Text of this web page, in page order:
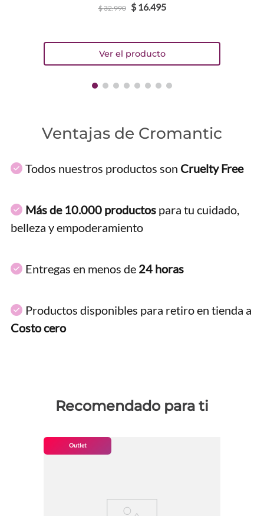
$32.990 $ 16.495
Ventajas de Cromantic
Todos nuestros productos son Cruelty Free
Más de 10.000 productos para tu cuidado,
belleza y empoderamiento
Entregas en menos de 24 horas
Productos disponibles para retiro en tienda a
Costo cero
Recomendado para ti
Outlet